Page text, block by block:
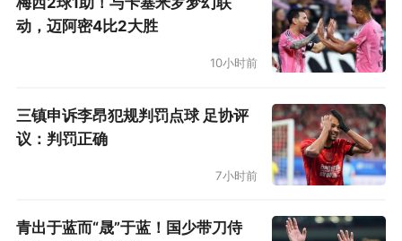
动，迈阿密4比2大胜
10小时前
三镇申诉李昂犯规判罚点球 足协评
议：判罚正确
7小时前
青出于蓝而“晟”于蓝！国少带刀侍